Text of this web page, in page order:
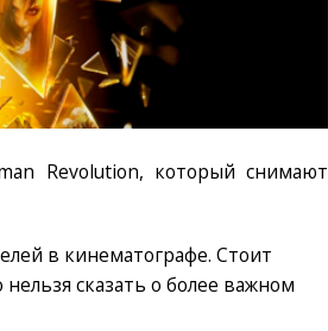
Revolution, который снимают
в кинематографе. Стоит
сказать о более важном